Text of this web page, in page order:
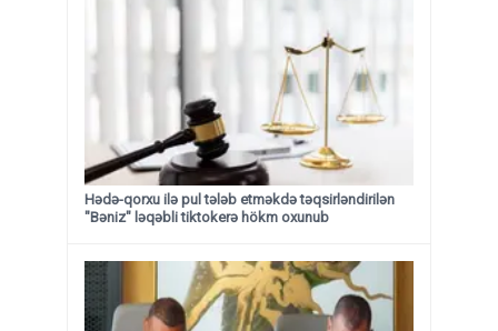
Hədə-qorxu ilə pul tələb etməkdə təqsirləndirilən
"Bəniz" ləqəbli tiktokerə hökm oxunub